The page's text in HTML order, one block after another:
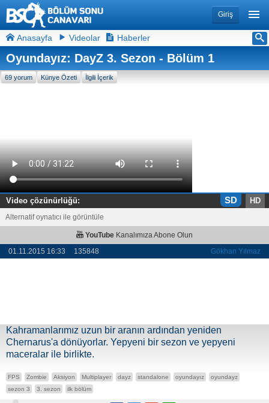
Giriş
Anasayfa Videolar Haberler
Oyundayız: DayZ 3. Sezon - Bölüm 1
69 yorum Künye Özeti İlgili İçerik
Video çözünürlüğü: HD
SD
Alternatif oynatıcı ile görüntüle
YouTube Kanalımıza Abone Olun
01.11.2015 16:33
135848 Gökhan Yılmaz
Kahramanlarımız uzun bir aranın ardından yeniden
Chernarus'a dönüyorlar. Yepyeni bir sezon ve yepyeni
maceralar ile birlikte.
FPS Zombie Aksiyon Multiplayer dayz standalone oyundayız
oyundayz
sezon 3
3. sezon ilk bölüm